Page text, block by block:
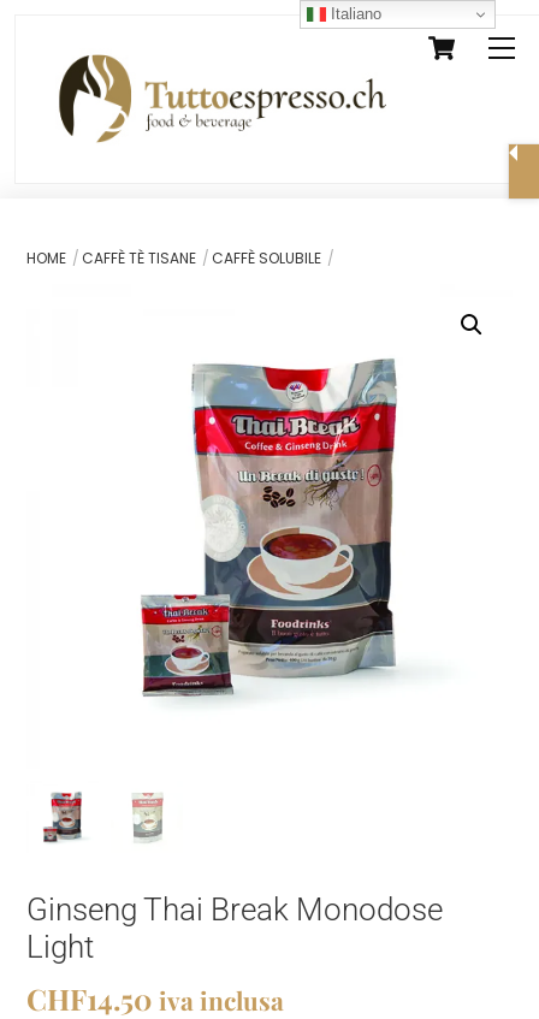
content
Cart
HOME CAFFÈ TÈ TISANE CAFFÈ SOLUBILE
Ginseng Thai Break Monodose
Light
CHF14.50 iva inclusa
Italiano